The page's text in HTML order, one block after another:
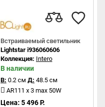
Встраиваемый светильник
Lightstar i936060606
Коллекция: Intero
В наличии
В: 0.2 см Д: 48.5 см
AR111 x 3 max 50W
Цена: 5 496 Р.